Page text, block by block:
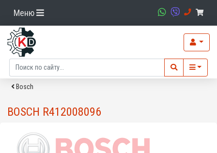
Меню
Bosch
BOSCH R412008096